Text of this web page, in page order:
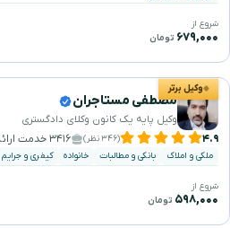
شروع از
۶۷۹,۰۰۰ تومان
وکیل برتر
مصطفی مستاجران
وکیل پایه یک کانون وکلای دادگستری
۴.۹ (۳۴۶ نظر) ۳۴۱۶ خدمت ارائه‌شده
ملکی و املاک بانکی و مطالبات خانواده کیفری و جرایم
شروع از
۵۹۸,۰۰۰ تومان